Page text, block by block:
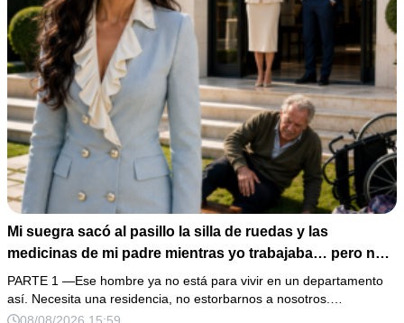
Mi suegra sacó al pasillo la silla de ruedas y las
medicinas de mi padre mientras yo trabajaba… pero no
sabía que él era dueño de la casa y que su hijo acabaría
perdiéndolo todo
PARTE 1 —Ese hombre ya no está para vivir en un departamento
así. Necesita una residencia, no estorbarnos a nosotros.…